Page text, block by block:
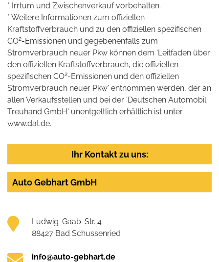
* Irrtum und Zwischenverkauf vorbehalten.
* Weitere Informationen zum offiziellen
Kraftstoffverbrauch und zu den offiziellen spezifischen
CO2-Emissionen und gegebenenfalls zum
Stromverbrauch neuer Pkw können dem 'Leitfaden über
den offiziellen Kraftstoffverbrauch, die offiziellen
spezifischen CO2-Emissionen und den offiziellen
Stromverbrauch neuer Pkw' entnommen werden, der an
allen Verkaufsstellen und bei der 'Deutschen Automobil
Treuhand GmbH' unentgeltlich erhältlich ist unter
www.dat.de.
Ihr Kontakt zu uns:
Auto Gebhart GmbH
Ludwig-Gaab-Str. 4
88427 Bad Schussenried
info@auto-gebhart.de